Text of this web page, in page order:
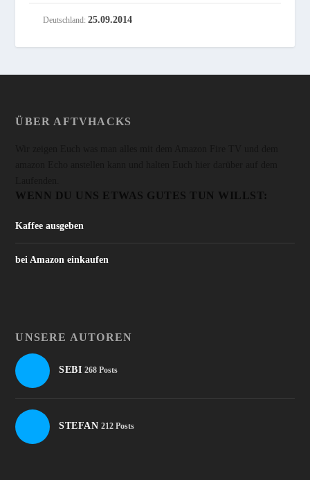
Deutschland:25.09.2014
ÜBER AFTVHACKS
WENN DU UNS ETWAS GUTES TUN WILLST:
Kaffee ausgeben
bei Amazon einkaufen
UNSERE AUTOREN
SEBI 268 Posts
STEFAN 212 Posts